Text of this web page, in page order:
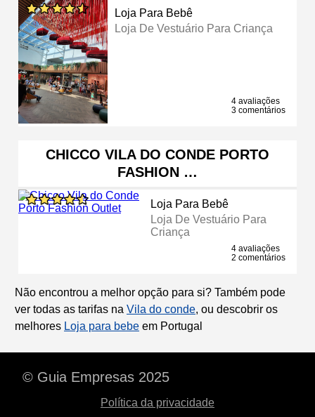
Loja Para Bebê
Loja De Vestuário Para Criança
4 avaliações
3 comentários
CHICCO VILA DO CONDE PORTO
FASHION …
Loja Para Bebê
Loja De Vestuário Para
Criança
4 avaliações
2 comentários
Não encontrou a melhor opção para si? Também pode
ver todas as tarifas na Vila do conde, ou descobrir os
melhores Loja para bebe em Portugal
© Guia Empresas 2025
Política da privacidade